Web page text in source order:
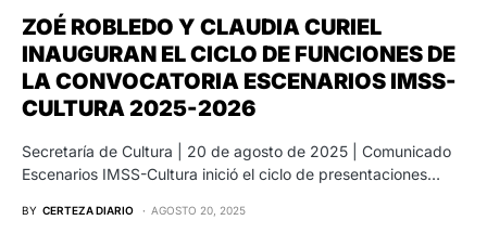
ZOÉ ROBLEDO Y CLAUDIA CURIEL
INAUGURAN EL CICLO DE FUNCIONES DE
LA CONVOCATORIA ESCENARIOS IMSS-
CULTURA 2025-2026
Secretaría de Cultura | 20 de agosto de 2025 | Comunicado
Escenarios IMSS-Cultura inició el ciclo de presentaciones…
BY CERTEZA DIARIO AGOSTO 20, 2025